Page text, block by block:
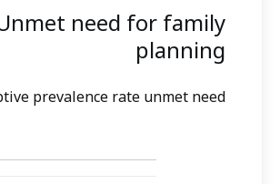
need for family
planning
prevalence rate unmet need